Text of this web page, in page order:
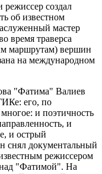
создал
об известном
мастер
время траверса
маршрутам) вершин
на международном
"Фатима" Валиев
его, по
и поэтичность
и
и острый
снял документальный
режиссером
"Фатимой". На